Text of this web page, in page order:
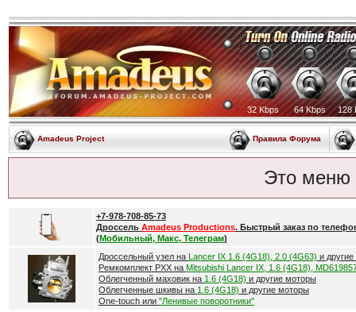
32 Kbps 64 Kbps 128
Amadeus Project Правила Форума
Это меню
+7-978-708-85-73
Дроссель Amadeus Productions. Быстрый заказ по
(Мобильный, Макс, Телеграм)
Дроссельный узел на Lancer IX 1.6 (4G18), 2.0 (4G63) и
Ремкомплект РХХ на Mitsubishi Lancer IX, 1.6 (4G18),
Облегченный маховик на 1.6 (4G18) и другие моторы
Облегченные шкивы на 1.6 (4G18) и другие моторы
One-touch или "Ленивые поворотники"